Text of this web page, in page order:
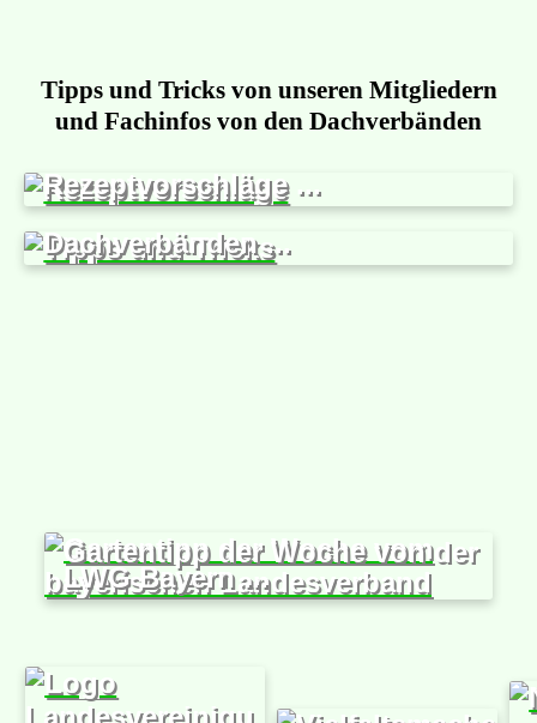
Tipps und Tricks von unseren Mitgliedern
und Fachinfos von den Dachverbänden
Rezeptvorschläge ...
Wissenswert - Tipps und Tricks
vom Verein und den
Dachverbänden ...
Gartentipp der Woche von der
LWG Bayern ...